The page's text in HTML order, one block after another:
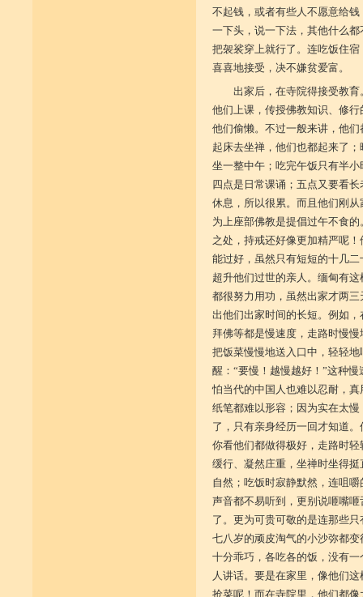
不起钱，或者有些人不愿意给
一下头，说一下法，其他什么
把袈裟穿上就行了。连吃饭住
喜喜地接受，决不嫌贫爱富。
出家后，在寺院得接受教
他们上课，传授佛教知识、修
他们偷懒。不过一般来讲，他
起床去坐禅，他们也都起来了
坐一整中午；吃完午饭只有半
四点是日常课诵；五点又要看
休息，所以很累。而且他们刚
为上座部佛教是提倡过午不食
之处，持戒还好像更加精严呢
能过好，虽然只有短短的十几
超升他们过世的亲人。缅甸有
都很努力用功，虽然出家才两
出他们出家时间的长短。例如
拜佛等都是慢速度，走路时慢
把饭菜慢慢地送入口中，轻轻
醒：“要慢！越慢越好！”这种
怕当代的中国人也难以忍耐，真
纸笔都难以形容；因为实在太慢
了，只有亲身经历一回才知道。
你看他们都做得极好，走路时轻
缓行、凝然庄重，坐禅时坐得挺
自然；吃饭时寂静默然，连咀嚼
声音都不易听到，更别说咂嘴咂
了。更为可贵可敬的是连那些只
七八岁的顽皮淘气的小沙弥都变
十分乖巧，各吃各的饭，没有一
人讲话。要是在家里，像他们
抢菜呢！而在寺院里，他们都